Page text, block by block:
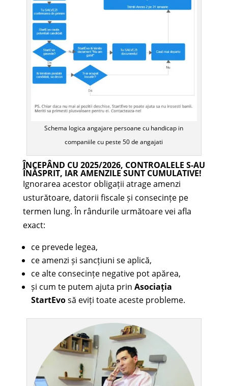
Schema logica angajare persoane cu handicap in
companiile cu peste 50 de angajati
ÎNCEPÂND CU 2025/2026, CONTROALELE S-AU
ÎNĂSPRIT, IAR AMENZILE SUNT CUMULATIVE!
Ignorarea acestor obligații atrage amenzi
usturătoare, datorii fiscale și consecințe pe
termen lung. În rândurile următoare vei afla
exact:
ce prevede legea,
ce amenzi și sancțiuni se aplică,
ce alte consecințe negative pot apărea,
și cum te putem ajuta prin Asociația
StartEvosă eviți toate aceste probleme.